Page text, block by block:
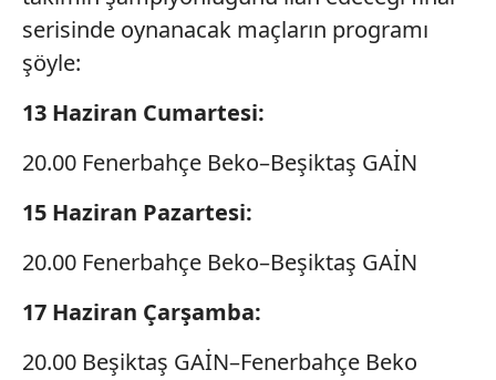
serisinde oynanacak maçların programı
şöyle:
13 Haziran Cumartesi:
20.00 Fenerbahçe Beko–Beşiktaş GAİN
15 Haziran Pazartesi:
20.00 Fenerbahçe Beko–Beşiktaş GAİN
17 Haziran Çarşamba:
20.00 Beşiktaş GAİN–Fenerbahçe Beko